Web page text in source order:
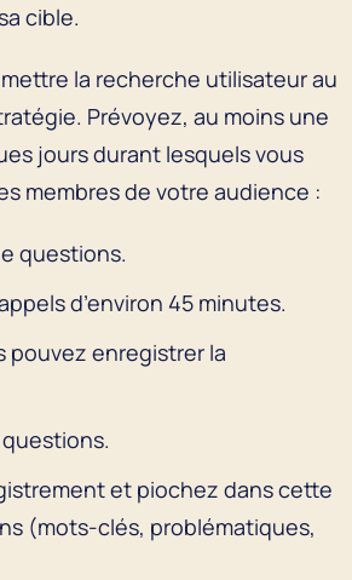
cible.
la recherche utilisateur au
Prévoyez, au moins une
jours durant lesquels vous
membres de votre audience :
questions.
d’environ 45 minutes.
pouvez enregistrer la
et piochez dans cette
(mots-clés, problématiques,